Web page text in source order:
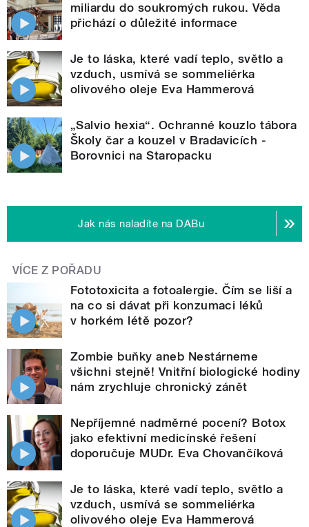
miliardu do soukromých rukou. Věda
přichází o důležité informace
Je to láska, které vadí teplo, světlo a
vzduch, usmívá se sommeliérka
olivového oleje Eva Hammerová
„Salvio hexia“. Ochranné kouzlo tábora
Školy čar a kouzel v Bradavicích -
Borovnici na Staropacku
Jak nás naladíte na DABu
VÍCE Z POŘADU
Fototoxicita a fotoalergie. Čím se liší a
na co si dávat při konzumaci léků
v horkém létě pozor?
Zombie buňky aneb Nestárneme
všichni stejně! Vnitřní biologické hodiny
nám zrychluje chronický zánět
Nepříjemné nadměrné pocení? Botox
jako efektivní medicínské řešení
doporučuje MUDr. Eva Chovančíková
Je to láska, které vadí teplo, světlo a
vzduch, usmívá se sommeliérka
olivového oleje Eva Hammerová